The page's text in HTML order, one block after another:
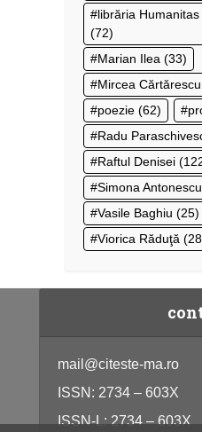
librăria
(72)
Marian Ilea (33)
Mircea Cărtărescu
poezie (62)
Radu
Raftul Denisei
Simona Antonescu
Vasile Baghiu (25)
Viorica Răduţă
mail@citeste-ma.ro
ISSN: 2734 – 603X
ISSN-L: 2734 – 603X